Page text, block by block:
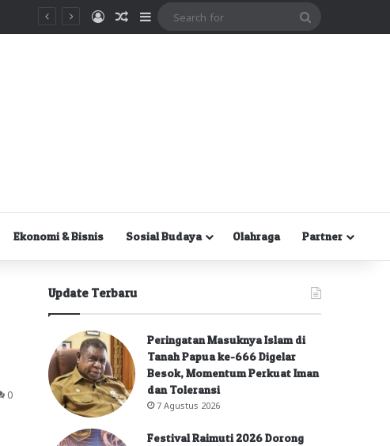
MasukRandom Article
Sidebar
Ekonomi & Bisnis Sosial Budaya Olahraga Partner
0
Update Terbaru
Peringatan Masuknya Islam di
Tanah Papua ke-666 Digelar
Besok, Momentum Perkuat Iman
dan Toleransi
7 Agustus 2026
Festival Raimuti 2026 Dorong